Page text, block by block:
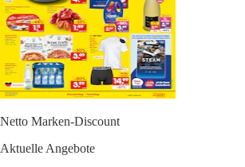
Netto Marken-Discount
Aktuelle Angebote